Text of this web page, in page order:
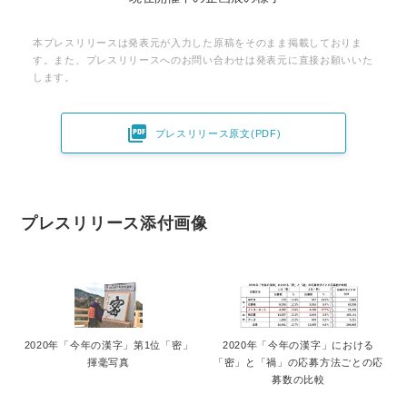
本プレスリリースは発表元が入力した原稿をそのまま掲載しておりま
す。また、プレスリリースへのお問い合わせは発表元に直接お願いいた
します。
 プレスリリース原文(PDF)
プレスリリース添付画像
2020年「今年の漢字」第1位「密」
揮毫写真
2020年「今年の漢字」における
「密」と「禍」の応募方法ごとの応
募数の比較